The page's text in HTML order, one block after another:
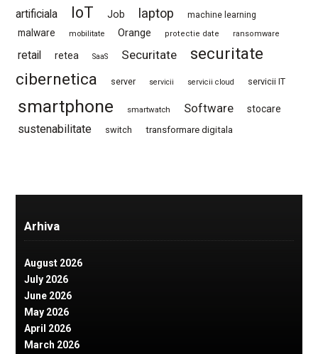
artificiala
IoT Job laptop machine learning
malware mobilitate Orange protectie date ransomware
retail retea SaaS Securitate
securitate
cibernetica
server servicii servicii cloud servicii IT
smartphone smartwatch Software stocare
sustenabilitate switch transformare digitala
Arhiva
August 2026
July 2026
June 2026
May 2026
April 2026
March 2026